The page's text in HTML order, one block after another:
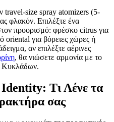
travel-size spray atomizers (5-
φλακόν. Επιλέξτε ένα
προορισμό: φρέσκο citrus για
oriental για βόρειες χώρες ή
αν επιλέξτε αέρινες
, θα νιώσετε αρμονία με το
Κυκλάδων.
Τι Λένε τα
σας